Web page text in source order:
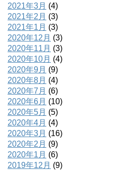
2021年3月 (4)
2021年2月 (3)
2021年1月 (3)
2020年12月 (3)
2020年11月 (3)
2020年10月 (4)
2020年9月 (9)
2020年8月 (4)
2020年7月 (6)
2020年6月 (10)
2020年5月 (5)
2020年4月 (4)
2020年3月 (16)
2020年2月 (9)
2020年1月 (6)
2019年12月 (9)